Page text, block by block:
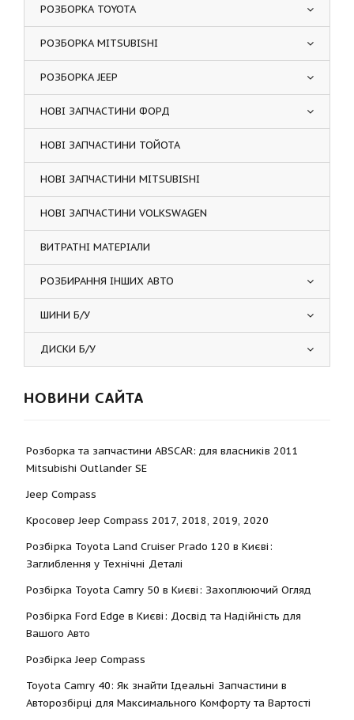
РОЗБОРКА TOYOTA
РОЗБОРКА MITSUBISHI
РОЗБОРКА JEEP
НОВІ ЗАПЧАСТИНИ ФОРД
НОВІ ЗАПЧАСТИНИ ТОЙОТА
НОВІ ЗАПЧАСТИНИ MITSUBISHI
НОВІ ЗАПЧАСТИНИ VOLKSWAGEN
ВИТРАТНІ МАТЕРІАЛИ
РОЗБИРАННЯ ІНШИХ АВТО
ШИНИ Б/У
ДИСКИ Б/У
НОВИНИ САЙТА
Розборка та запчастини ABSCAR: для власників 2011
Mitsubishi Outlander SE
Jeep Compass
Кросовер Jeep Compass 2017, 2018, 2019, 2020
Розбірка Toyota Land Cruiser Prado 120 в Києві:
Заглиблення у Технічні Деталі
Розбірка Toyota Camry 50 в Києві: Захоплюючий Огляд
Розбірка Ford Edge в Києві: Досвід та Надійність для
Вашого Авто
Розбірка Jeep Compass
Toyota Camry 40: Як знайти Ідеальні Запчастини в
Авторозбірці для Максимального Комфорту та Вартості